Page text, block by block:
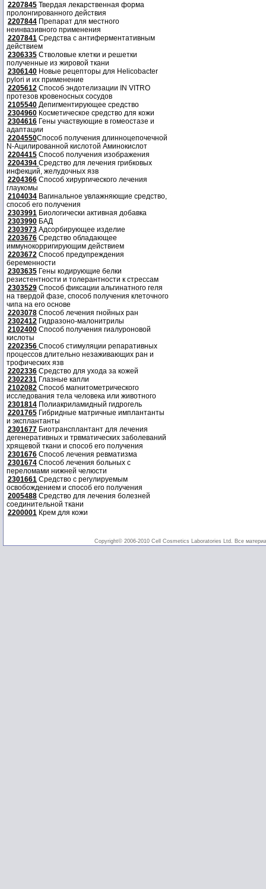
2207845 Твердая лекарственная форма
пролонгированного действия
2207844 Препарат для местного
неинвазивного применения
2207841 Средства с антиферментативным
действием
2306335 Стволовые клетки и решетки
полученные из жировой ткани
2306140 Новые рецепторы для Helicobacter
pylori и их применение
2205612 Способ эндотелизации IN VITRO
протезов кровеносных сосудов
2105540 Депигментирующее средство
2304960 Косметическое средство для кожи
2304616 Гены участвующие в гомеостазе и
адаптации
2204550Способ получения длинноцепочечной
N-Ацилированной кислотой Аминокислот
2204415 Способ получения изображения
2204394 Средство для лечения грибковых
инфекций, желудочных язв
2204366 Способ хирургического лечения
глаукомы
2104034 Вагинальное увлажняющие средство,
способ его получения
2303991 Биологически активная добавка
2303990 БАД
2303973 Адсорбирующее изделие
2203676 Средство обладающее
иммунокорригирующим действием
2203672 Способ предупреждения
беременности
2303635 Гены кодирующие белки
резистентности и толерантности к стрессам
2303529 Способ фиксации альгинатного геля
на твердой фазе, способ получения клеточного
чипа на его основе
2203078 Способ лечения гнойных ран
2302412 Гидразоно-малонитрилы
2102400 Способ получения гиалуроновой
кислоты
2202356 Способ стимуляции репаративных
процессов длительно незаживающих ран и
трофических язв
2202336 Средство для ухода за кожей
2302231 Глазные капли
2102082 Способ магнитометрического
исследования тела человека или животного
2301814 Полиакриламидный гидрогель
2201765 Гибридные матричные имплантанты
и эксплантанты
2301677 Биотрансплантант для лечения
дегенеративных и трвматических заболеваний
хрящевой ткани и способ его получения
2301676 Способ лечения ревматизма
2301674 Способ лечения больных с
переломами нижней челюсти
2301661 Средство с регулируемым
освобождением и способ его получения
2005488 Средство для лечения болезней
соединительной ткани
2200001 Крем для кожи
Copyright© 2006-2010 Cell Cosmetics Laboratories Ltd. Все